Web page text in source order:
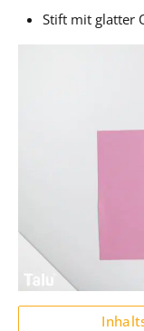
Stift mit glatter